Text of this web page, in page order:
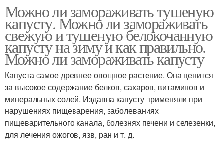
Можно ли замораживать тушеную
капусту. Можно ли замораживать
свежую и тушеную белокочанную
капусту на зиму и как правильно.
Можно ли замораживать капусту
Капуста самое древнее овощное растение. Она ценится
за высокое содержание белков, сахаров, витаминов и
минеральных солей. Издавна капусту применяли при
нарушениях пищеварения, заболеваниях
пищеварительного канала, болезнях печени и селезенки,
для лечения ожогов, язв, ран и т. д.